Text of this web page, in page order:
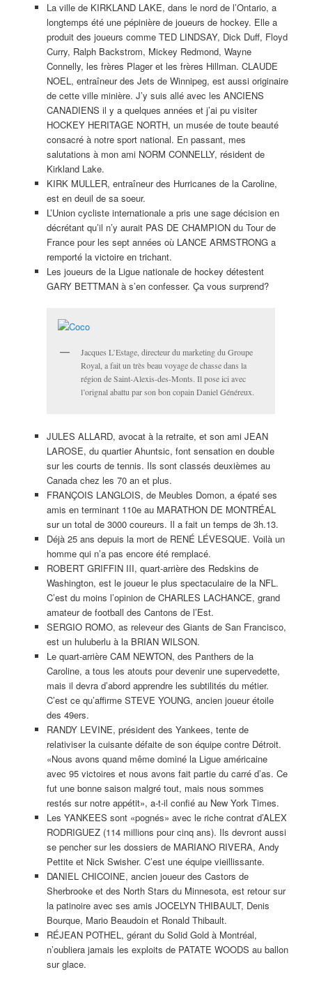
La ville de KIRKLAND LAKE, dans le nord de l’Ontario, a
longtemps été une pépinière de joueurs de hockey. Elle a
produit des joueurs comme TED LINDSAY, Dick Duff, Floyd
Curry, Ralph Backstrom, Mickey Redmond, Wayne
Connelly, les frères Plager et les frères Hillman. CLAUDE
NOEL, entraîneur des Jets de Winnipeg, est aussi originaire
de cette ville minière. J’y suis allé avec les ANCIENS
CANADIENS il y a quelques années et j’ai pu visiter
HOCKEY HERITAGE NORTH, un musée de toute beauté
consacré à notre sport national. En passant, mes
salutations à mon ami NORM CONNELLY, résident de
Kirkland Lake.
KIRK MULLER, entraîneur des Hurricanes de la Caroline,
est en deuil de sa soeur.
L’Union cycliste internationale a pris une sage décision en
décrétant qu’il n’y aurait PAS DE CHAMPION du Tour de
France pour les sept années où LANCE ARMSTRONG a
remporté la victoire en trichant.
Les joueurs de la Ligue nationale de hockey détestent
GARY BETTMAN à s’en confesser. Ça vous surprend?
Jacques L’Estage, directeur du marketing du Groupe
Royal, a fait un très beau voyage de chasse dans la
région de Saint-Alexis-des-Monts. Il pose ici avec
l’orignal abattu par son bon copain Daniel Généreux.
JULES ALLARD, avocat à la retraite, et son ami JEAN
LAROSE, du quartier Ahuntsic, font sensation en double
sur les courts de tennis. Ils sont classés deuxièmes au
Canada chez les 70 an et plus.
FRANÇOIS LANGLOIS, de Meubles Domon, a épaté ses
amis en terminant 110e au MARATHON DE MONTRÉAL
sur un total de 3000 coureurs. Il a fait un temps de 3h.13.
Déjà 25 ans depuis la mort de RENÉ LÉVESQUE. Voilà un
homme qui n’a pas encore été remplacé.
ROBERT GRIFFIN III, quart-arrière des Redskins de
Washington, est le joueur le plus spectaculaire de la NFL.
C’est du moins l’opinion de CHARLES LACHANCE, grand
amateur de football des Cantons de l’Est.
SERGIO ROMO, as releveur des Giants de San Francisco,
est un huluberlu à la BRIAN WILSON.
Le quart-arrière CAM NEWTON, des Panthers de la
Caroline, a tous les atouts pour devenir une supervedette,
mais il devra d’abord apprendre les subtilités du métier.
C’est ce qu’affirme STEVE YOUNG, ancien joueur étoile
des 49ers.
RANDY LEVINE, président des Yankees, tente de
relativiser la cuisante défaite de son équipe contre Détroit.
«Nous avons quand même dominé la Ligue américaine
avec 95 victoires et nous avons fait partie du carré d’as. Ce
fut une bonne saison malgré tout, mais nous sommes
restés sur notre appétit», a-t-il confié au New York Times.
Les YANKEES sont «pognés» avec le riche contrat d’ALEX
RODRIGUEZ (114 millions pour cinq ans). Ils devront aussi
se pencher sur les dossiers de MARIANO RIVERA, Andy
Pettite et Nick Swisher. C’est une équipe vieillissante.
DANIEL CHICOINE, ancien joueur des Castors de
Sherbrooke et des North Stars du Minnesota, est retour sur
la patinoire avec ses amis JOCELYN THIBAULT, Denis
Bourque, Mario Beaudoin et Ronald Thibault.
RÉJEAN POTHEL, gérant du Solid Gold à Montréal,
n’oubliera jamais les exploits de PATATE WOODS au ballon
sur glace.